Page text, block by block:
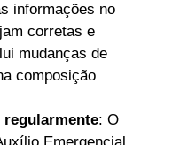
informações no
corretas e
mudanças de
composição
: O